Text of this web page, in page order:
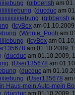
(gibberish am
(ducduc am
(gibberish
( IcyBox am
(Winnie_Pooh am
( IcyBox am
am 01.10.2009,
(ducduc am 01.10.2009,
(User135678 am
(ducduc am
(User135678 am
Haus-mein Auto-mein
(ducduc am 01.10.2009,